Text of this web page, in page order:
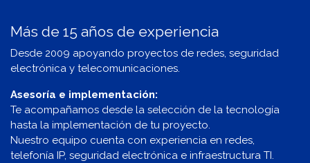
Más de 15 años de experiencia
Desde 2009 apoyando proyectos de redes, seguridad
electrónica y telecomunicaciones.
Asesoría e implementación:
Te acompañamos desde la selección de la tecnología
hasta la implementación de tu proyecto.
Nuestro equipo cuenta con experiencia en redes,
telefonía IP, seguridad electrónica e infraestructura TI.